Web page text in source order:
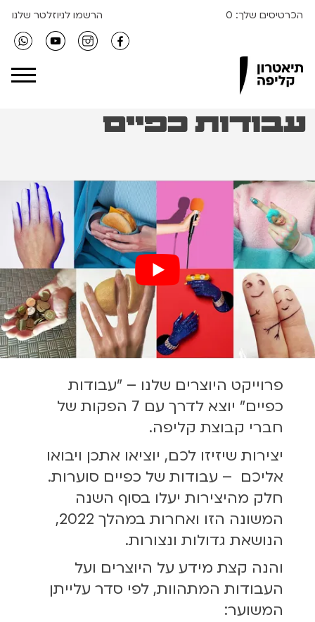
הכרטיסים שלך: 0 הרשמו לניוזלטר שלנו
Clipa Theater
עבודות כפיים
פרוייקט היוצרים שלנו – ״עבודות
כפיים״ יוצא לדרך עם 7 הפקות של
חברי קבוצת קליפה.
יצירות שיזיזו לכם, יוציאו אתכן ויבואו
אליכם – עבודות של כפיים סוערות.
חלק מהיצירות יעלו בסוף השנה
המשונה הזו ואחרות במהלך 2022,
הנושאת גדולות ונצורות.
והנה קצת מידע על היוצרים ועל
העבודות המתהוות, לפי סדר עלייתן
המשוער: